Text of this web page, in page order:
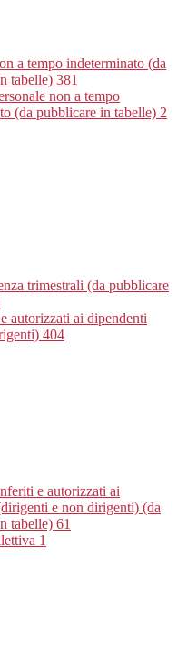
a tempo indeterminato (da
tabelle) 381
non a tempo
(da pubblicare in tabelle) 2
trimestrali (da pubblicare
autorizzati ai dipendenti
404
e autorizzati ai
e non dirigenti) (da
tabelle) 61
1